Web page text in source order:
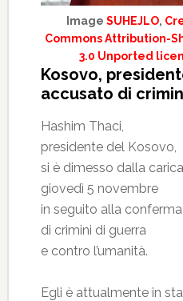
Image SUHEJLO,
Commons Attribution-
3.0 Unported
Kosovo,
accusato di
Hashim Thaci,
presidente del Kosovo,
si è dimesso dalla carica
giovedì 5 novembre
in seguito alla
di crimini di guerra
e contro l’umanità.
Egli è attualmente in